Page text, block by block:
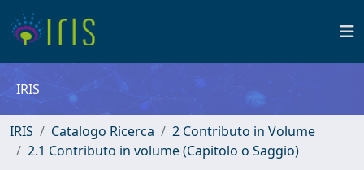
IRIS
IRIS Catalogo Ricerca
2 Contributo in Volume
2.1 Contributo in volume (Capitolo o Saggio)